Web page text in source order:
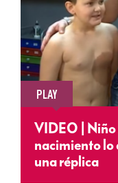
PLAY
VIDEO | Niño
nacimiento lo
una réplica